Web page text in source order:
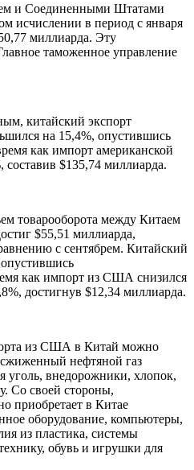
и Соединенными Штатами
исчислении в период с января
миллиарда. Эту
таможенное управление
китайский экспорт
на 15,4%, опустившись
как импорт американской
$135,74 миллиарда.
товарооборота между Китаем
$55,51 миллиарда,
с сентябрем. Китайский
опустившись
как импорт из США снизился
достигнув $12,34 миллиарда.
из США в Китай можно
нефтяной газ
внедорожники, хлопок,
Со своей стороны,
приобретает в Китае
оборудование, компьютеры,
из пластика, системы
обувь и игрушки для